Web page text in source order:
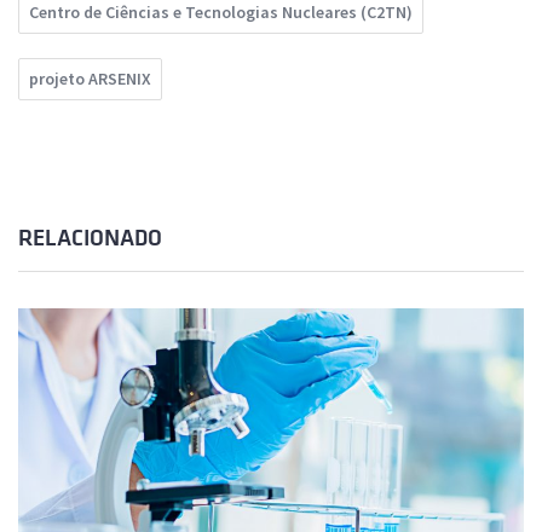
Centro de Ciências e Tecnologias Nucleares (C2TN)
projeto ARSENIX
RELACIONADO